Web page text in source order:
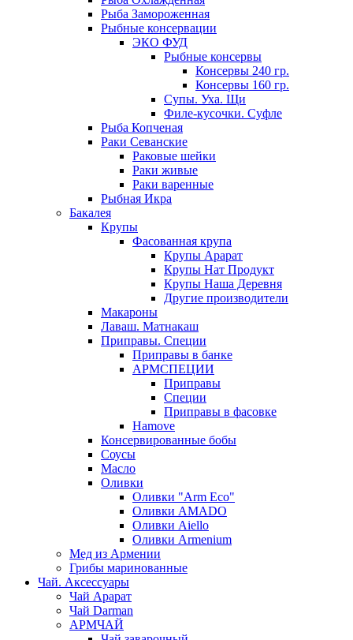
Рыба Замороженная
Рыбные консервации
ЭКО ФУД
Рыбные консервы
Консервы 240 гр.
Консервы 160 гр.
Супы. Уха. Щи
Филе-кусочки. Суфле
Рыба Копченая
Раки Севанские
Раковые шейки
Раки живые
Раки варенные
Рыбная Икра
Бакалея
Крупы
Фасованная крупа
Крупы Арарат
Крупы Нат Продукт
Крупы Наша Деревня
Другие производители
Макароны
Лаваш. Матнакаш
Приправы. Специи
Приправы в банке
АРМСПЕЦИИ
Приправы
Специи
Приправы в фасовке
Hamove
Консервированные бобы
Соусы
Масло
Оливки
Оливки "Arm Eco"
Оливки AMADO
Оливки Aiello
Оливки Armenium
Мед из Армении
Грибы маринованные
Чай. Аксессуары
Чай Арарат
Чай Darman
АРМЧАЙ